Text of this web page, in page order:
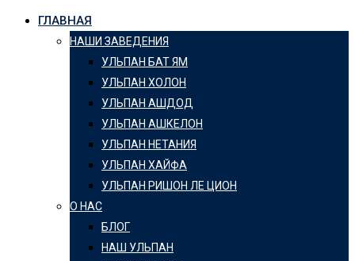
ГЛАВНАЯ
НАШИ ЗАВЕДЕНИЯ
УЛЬПАН БАТ ЯМ
УЛЬПАН ХОЛОН
УЛЬПАН АШДОД
УЛЬПАН АШКЕЛОН
УЛЬПАН НЕТАНИЯ
УЛЬПАН ХАЙФА
УЛЬПАН РИШОН ЛЕ ЦИОН
О НАС
БЛОГ
НАШ УЛЬПАН